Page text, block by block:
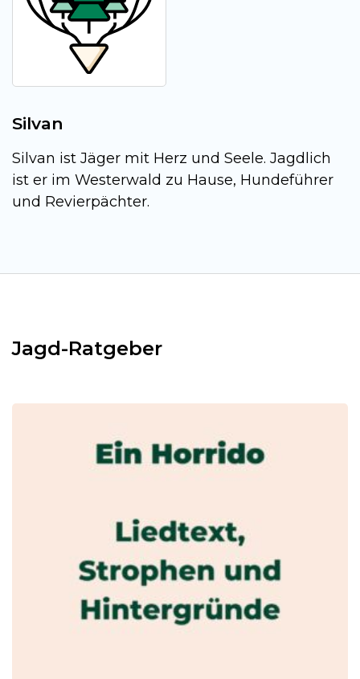
Silvan
Silvan ist Jäger mit Herz und Seele. Jagdlich
ist er im Westerwald zu Hause, Hundeführer
und Revierpächter.
Jagd-Ratgeber